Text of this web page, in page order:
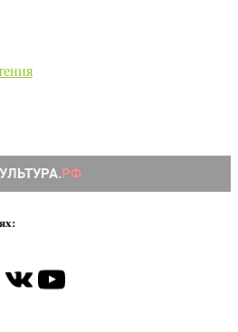
ВКонтакте
YouTube